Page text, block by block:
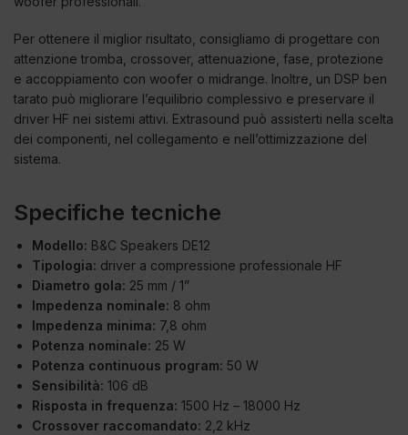
Per ottenere il miglior risultato, consigliamo di progettare con
attenzione tromba, crossover, attenuazione, fase, protezione
e accoppiamento con woofer o midrange. Inoltre, un DSP ben
tarato può migliorare l’equilibrio complessivo e preservare il
driver HF nei sistemi attivi. Extrasound può assisterti nella scelta
dei componenti, nel collegamento e nell’ottimizzazione del
sistema.
Specifiche tecniche
Modello: B&C Speakers DE12
Tipologia: driver a compressione professionale HF
Diametro gola: 25 mm / 1”
Impedenza nominale: 8 ohm
Impedenza minima: 7,8 ohm
Potenza nominale: 25 W
Potenza continuous program: 50 W
Sensibilità: 106 dB
Risposta in frequenza: 1500 Hz – 18000 Hz
Crossover raccomandato: 2,2 kHz